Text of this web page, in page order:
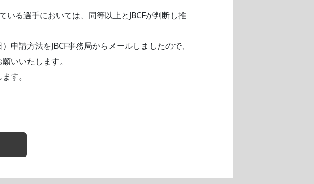
る選手においては、同等以上とJBCFが判断し推
請方法をJBCF事務局からメールしましたので、
いいたします。
す。